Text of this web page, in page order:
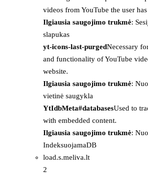
videos from YouTube the user has
Ilgiausia saugojimo trukmė:
slapukas
yt-icons-last-purgedNecessary
and functionality of YouTube
website.
Ilgiausia saugojimo trukmė:
vietinė saugykla
YtIdbMeta#databasesUsed to
with embedded content.
Ilgiausia saugojimo trukmė:
IndeksuojamaDB
load.s.meliva.lt
2